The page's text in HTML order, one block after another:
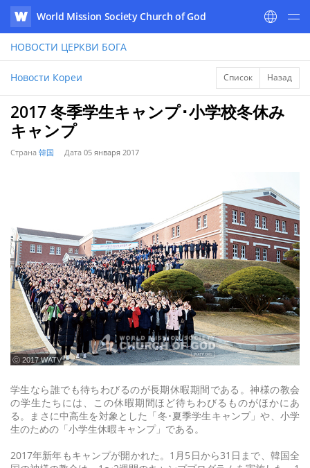
WATV
World Mission Society Church of God
НОВОСТИ ЦЕРКВИ БОГА
Новости Кореи Список Назад
2017 冬季学生キャンプ･小学校冬休み
キャンプ
Страна 韓国 Дата 05 января 2017
ⓒ 2017 WATV
学生なら誰でも待ちわびるのが長期休暇期間である。神様の教会
の学生たちには、この休暇期間ほど待ちわびるものがほかにあ
る。まさに中高生を対象とした「冬･夏季学生キャンプ」や、小学
生のための「小学生休暇キャンプ」である。
2017年新年もキャンプが開かれた。1月5日から31日まで、韓国全